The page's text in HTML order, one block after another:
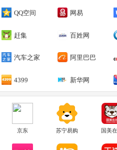
QQ空间 网易
赶集 百姓网
汽车之家 阿里巴巴
4399 新华网
京东 苏宁易购 国美